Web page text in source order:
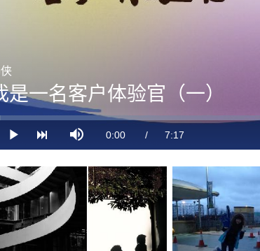
Play
Current
Time
0:00 / Duration
7:17
:
:
是一名客户体验官（一）